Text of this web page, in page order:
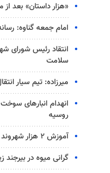
«هزار داستان» بعد از
امام جمعه گناوه:
انتقاد رئیس شورای
سلامت
میرزاده: تیم سیار
انهدام انبارهای
روسیه
آموزش ۲ هزار شهروند ساوجی در قالب نهضت ملی امداد و نجات
گرانی میوه در